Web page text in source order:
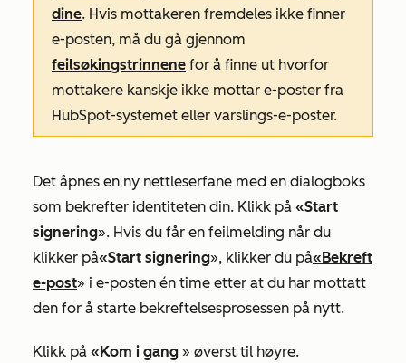
dine. Hvis mottakeren fremdeles ikke finner
e-posten, må du gå gjennom
feilsøkingstrinnene for å finne ut hvorfor
mottakere kanskje ikke mottar e-poster fra
HubSpot-systemet eller varslings-e-poster.
Det åpnes en ny nettleserfane med en dialogboks
som bekrefter identiteten din. Klikk på «Start
signering». Hvis du får en feilmelding når du
klikker på«Start signering», klikker du på«Bekreft
e-post» i e-posten én time etter at du har mottatt
den for å starte bekreftelsesprosessen på nytt.
Klikk på «Kom i gang » øverst til høyre.